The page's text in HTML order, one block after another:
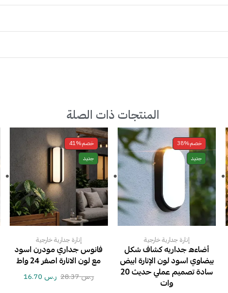
المنتجات ذات الصلة
خصم38%
جديد
إنارة جدارية خارجية
أضاءه جداريه كشاف شكل
بيضاوي اسود لون الإنارة ابيض
سادة تصميم عملي حديث 20
وات
خصم41%
جديد
إنارة جدارية خارجية
فانوس جداري مودرن اسود
مع لون الانارة اصفر 24 واط
ر.س28.37 ر.س